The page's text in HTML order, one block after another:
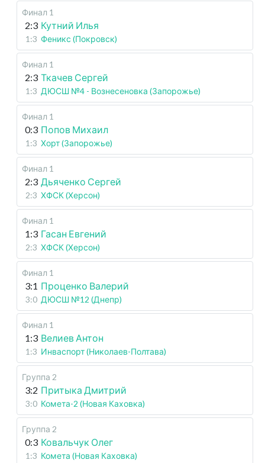
Финал 1
2:3 Кутний Илья
1:3 Феникс (Покровск)
Финал 1
2:3 Ткачев Сергей
1:3 ДЮСШ №4 - Вознесеновка (Запорожье)
Финал 1
0:3 Попов Михаил
1:3 Хорт (Запорожье)
Финал 1
2:3 Дьяченко Сергей
2:3 ХФСК (Херсон)
Финал 1
1:3 Гасан Евгений
2:3 ХФСК (Херсон)
Финал 1
3:1 Проценко Валерий
3:0 ДЮСШ №12 (Днепр)
Финал 1
1:3 Велиев Антон
1:3 Инваспорт (Николаев-Полтава)
Группа 2
3:2 Притыка Дмитрий
3:0 Комета-2 (Новая Каховка)
Группа 2
0:3 Ковальчук Олег
1:3 Комета (Новая Каховка)